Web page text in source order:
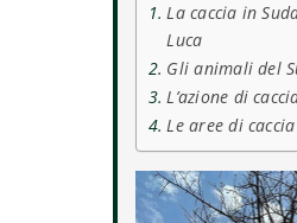
La caccia in
Luca
Gli animali del
L’azione di
Le aree di caccia